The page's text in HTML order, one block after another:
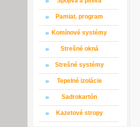
Pamiat. program
Komínové systémy
Strešné okná
Strešné systémy
Tepelné izolácie
Sadrokartón
Kazetové stropy